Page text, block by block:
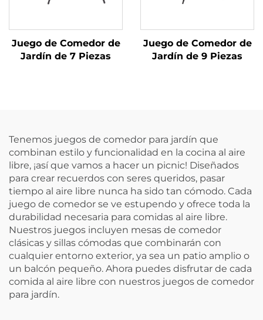
Juego de Comedor de
Jardín de 7 Piezas
Juego de Comedor de
Jardín de 9 Piezas
Tenemos juegos de comedor para jardín que
combinan estilo y funcionalidad en la cocina al aire
libre, ¡así que vamos a hacer un picnic! Diseñados
para crear recuerdos con seres queridos, pasar
tiempo al aire libre nunca ha sido tan cómodo. Cada
juego de comedor se ve estupendo y ofrece toda la
durabilidad necesaria para comidas al aire libre.
Nuestros juegos incluyen mesas de comedor
clásicas y sillas cómodas que combinarán con
cualquier entorno exterior, ya sea un patio amplio o
un balcón pequeño. Ahora puedes disfrutar de cada
comida al aire libre con nuestros juegos de comedor
para jardín.